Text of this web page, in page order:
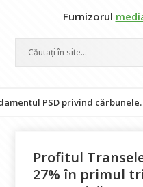
Furnizorul
privind cărbunele.
Profitul
27% în primul